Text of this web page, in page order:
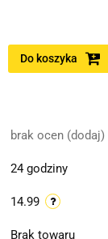
Do koszyka
brak ocen (dodaj)
24 godziny
14.99
Brak towaru